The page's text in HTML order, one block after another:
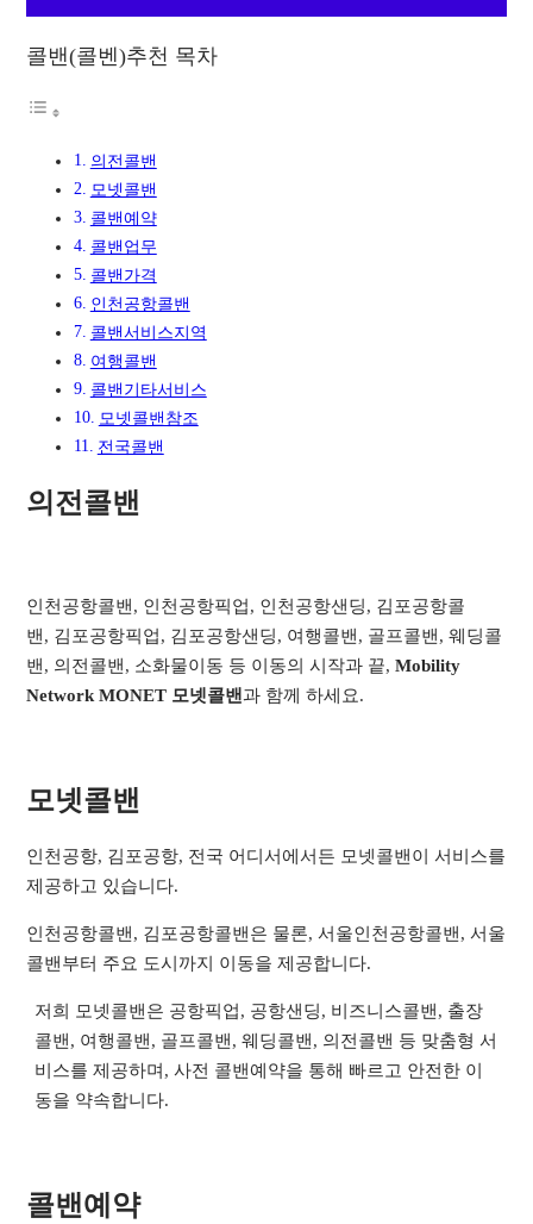
콜밴(콜벤)추천 목차
의전콜밴
모넷콜밴
콜밴예약
콜밴업무
콜밴가격
인천공항콜밴
콜밴서비스지역​
여행콜밴​
콜밴기타서비스​
모넷콜밴참조
전국콜밴
의전콜밴
인천공항콜밴, 인천공항픽업, 인천공항샌딩, 김포공항콜
밴, 김포공항픽업, 김포공항샌딩, 여행콜밴, 골프콜밴, 웨딩콜
밴, 의전콜밴, 소화물이동 등 이동의 시작과 끝,Mobility
Network MONET 모넷콜밴과 함께 하세요.
모넷콜밴
인천공항, 김포공항, 전국 어디서에서든 모넷콜밴이 서비스를
제공하고 있습니다.
인천공항콜밴, 김포공항콜밴은 물론, 서울인천공항콜밴, 서울
콜밴부터 주요 도시까지 이동을 제공합니다.
저희 모넷콜밴은 공항픽업, 공항샌딩, 비즈니스콜밴, 출장
콜밴, 여행콜밴, 골프콜밴, 웨딩콜밴, 의전콜밴 등 맞춤형 서
비스를 제공하며, 사전 콜밴예약을 통해 빠르고 안전한 이
동을 약속합니다.
콜밴예약